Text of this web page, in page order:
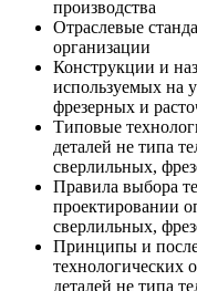
производства
Отраслевые
организации
Конструкции и
используемых на
фрезерных и
Типовые
деталей не типа
сверлильных,
Правила выбора
проектировании
сверлильных,
Принципы и
технологических
деталей не типа